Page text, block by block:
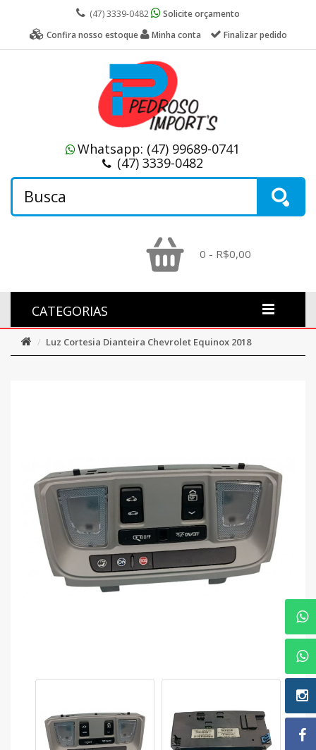
(47) 3339-0482
Solicite orçamento
Confira nosso estoque
Minha conta Finalizar pedido
Whatsapp: (47) 99689-0741
(47) 3339-0482
0 - R$0,00
CATEGORIAS
Luz Cortesia Dianteira Chevrolet Equinox 2018